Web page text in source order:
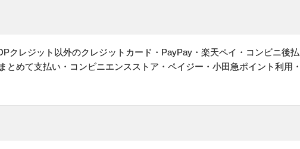
クレジット以外のクレジットカード・PayPay・楽天ペイ・コンビニ後払
めて支払い・コンビニエンスストア・ペイジー・小田急ポイント利用・